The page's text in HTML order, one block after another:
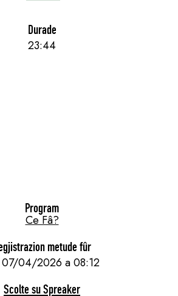
Durade
23:44
Program
Ce Fâ?
metude fûr
04/2026 a 08:12
Scolte su Spreaker